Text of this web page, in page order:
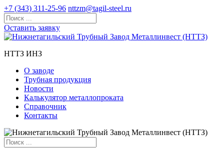
+7 (343) 311-25-96 nttzm@tagil-steel.ru
Оставить заявку
НТТЗ ИНЗ
О заводе
Трубная продукция
Новости
Калькулятор металлопроката
Справочник
Контакты